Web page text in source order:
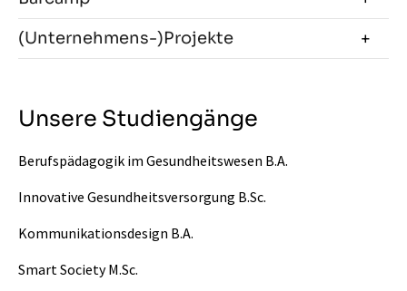
(Unternehmens-)Projekte
Unsere Studiengänge
Berufspädagogik im Gesundheitswesen B.A.
Innovative Gesundheitsversorgung B.Sc.
Kommunikationsdesign B.A.
Smart Society M.Sc.